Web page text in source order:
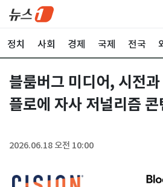
정치 사회 경제 국제 전국
블룸버그 미디어, 시전
플로에 자사 저널리즘
2026.06.18 오전 10:00